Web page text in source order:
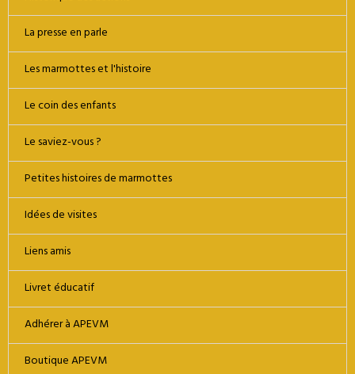
La presse en parle
Les marmottes et l'histoire
Le coin des enfants
Le saviez-vous ?
Petites histoires de marmottes
Idées de visites
Liens amis
Livret éducatif
Adhérer à APEVM
Boutique APEVM